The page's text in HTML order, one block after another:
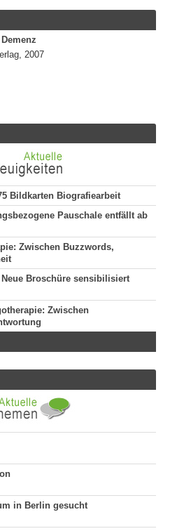
2007
Bildkarten Biografiearbeit
Pauschale entfällt ab
Zwischen Buzzwords,
Broschüre sensibilisiert
Zwischen
in Berlin gesucht